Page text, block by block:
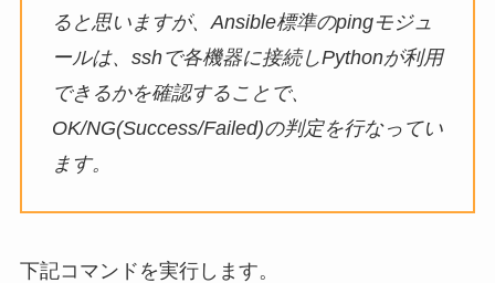
ると思いますが、Ansible標準のpingモジュ
ールは、sshで各機器に接続しPythonが利用
できるかを確認することで、
OK/NG(Success/Failed)の判定を行なってい
ます。
下記コマンドを実行します。